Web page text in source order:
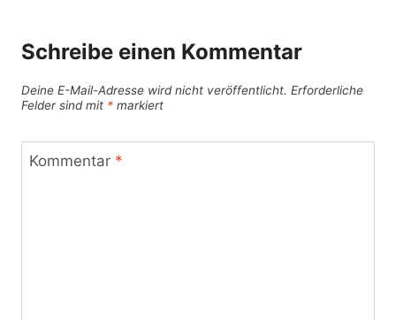
Schreibe einen Kommentar
Deine E-Mail-Adresse wird nicht veröffentlicht. Erforderliche
Felder sind mit * markiert
Kommentar *